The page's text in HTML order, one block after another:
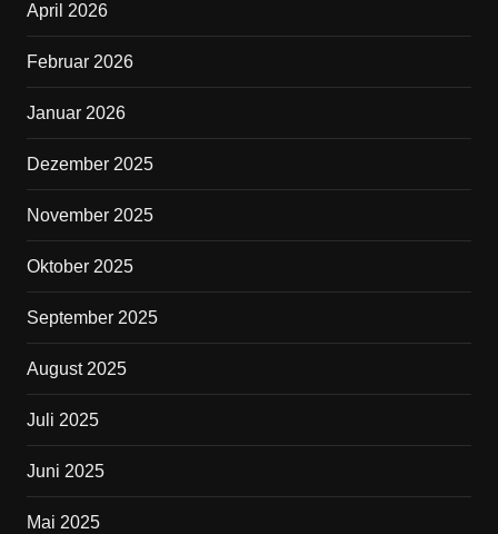
o
o
k
April 2026
Februar 2026
Januar 2026
Dezember 2025
November 2025
Oktober 2025
September 2025
August 2025
Juli 2025
Juni 2025
Mai 2025